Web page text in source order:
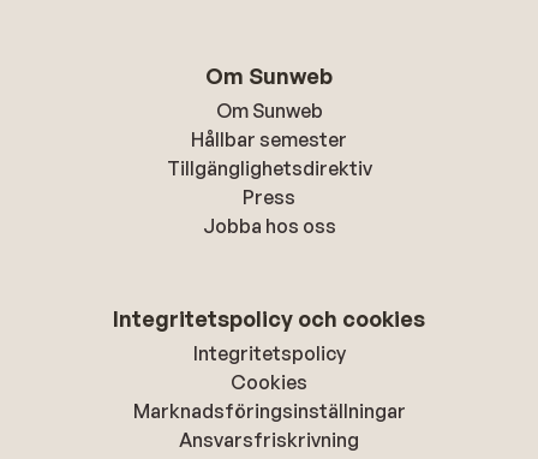
Om Sunweb
Om Sunweb
Hållbar semester
Tillgänglighetsdirektiv
Press
Jobba hos oss
Integritetspolicy och cookies
Integritetspolicy
Cookies
Marknadsföringsinställningar
Ansvarsfriskrivning